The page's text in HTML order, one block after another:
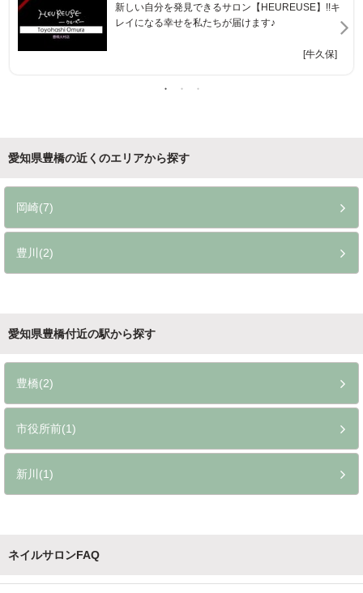
新しい自分を発見できるサロン【HEUREUSE】!!キ
レイになる幸せを私たちが届けます♪
[牛久保]
愛知県豊橋の近くのエリアから探す
岡崎(7)
豊川(2)
愛知県豊橋付近の駅から探す
豊橋(2)
市役所前(1)
新川(1)
ネイルサロンFAQ